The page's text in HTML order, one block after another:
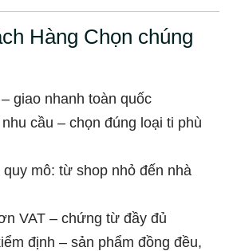
Hàng Chọn chúng
giao nhanh toàn quốc
cầu – chọn đúng loại ti phù
mô: từ shop nhỏ đến nhà
VAT – chứng từ đầy đủ
định – sản phẩm đồng đều,